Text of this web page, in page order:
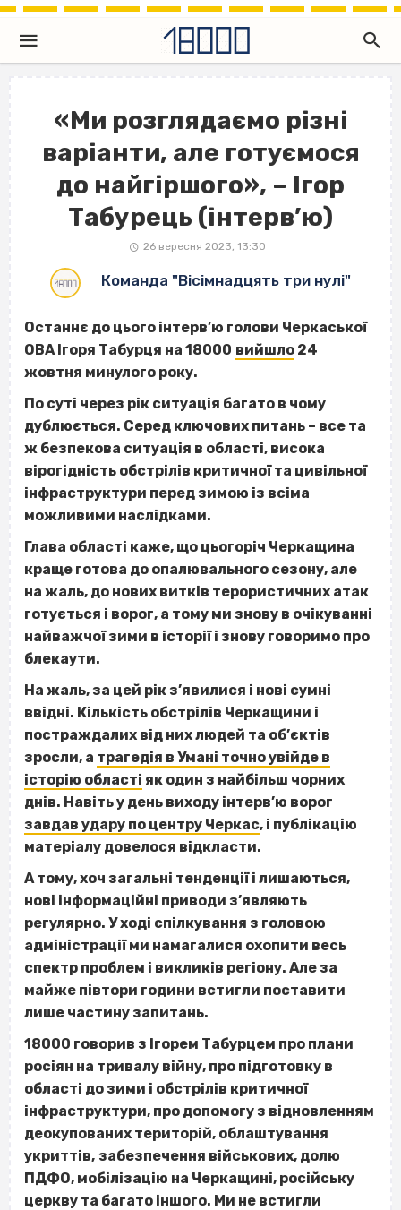
«Ми розглядаємо різні
варіанти, але готуємося
до найгіршого», – Ігор
Табурець (інтерв’ю)
26 вересня 2023, 13:30
Команда "Вісімнадцять три нулі"
Останнє до цього інтерв’ю голови Черкаської
ОВА Ігоря Табурця на 18000 вийшло 24
жовтня минулого року.
По суті через рік ситуація багато в чому
дублюється. Серед ключових питань – все та
ж безпекова ситуація в області, висока
вірогідність обстрілів критичної та цивільної
інфраструктури перед зимою із всіма
можливими наслідками.
Глава області каже, що цьогоріч Черкащина
краще готова до опалювального сезону, але
на жаль, до нових витків терористичних атак
готується і ворог, а тому ми знову в очікуванні
найважчої зими в історії і знову говоримо про
блекаути.
На жаль, за цей рік з’явилися і нові сумні
ввідні. Кількість обстрілів Черкащини і
постраждалих від них людей та об’єктів
зросли, а трагедія в Умані точно увійде в
історію області як один з найбільш чорних
днів. Навіть у день виходу інтерв’ю ворог
завдав удару по центру Черкас, і публікацію
матеріалу довелося відкласти.
А тому, хоч загальні тенденції і лишаються,
нові інформаційні приводи з’являють
регулярно. У ході спілкування з головою
адміністрації ми намагалися охопити весь
спектр проблем і викликів регіону. Але за
майже півтори години встигли поставити
лише частину запитань.
18000 говорив з Ігорем Табурцем про плани
росіян на тривалу війну, про підготовку в
області до зими і обстрілів критичної
інфраструктури, про допомогу з відновленням
деокупованих територій, облаштування
укриттів, забезпечення військових, долю
ПДФО, мобілізацію на Черкащині, російську
церкву та багато іншого. Ми не встигли